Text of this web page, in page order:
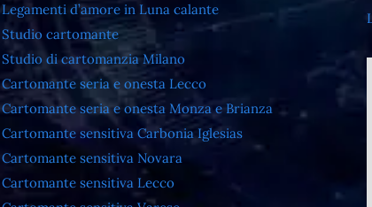
Legamenti d’amore in Luna calante
Studio cartomante
Studio di cartomanzia Milano
Cartomante seria e onesta Lecco
Cartomante seria e onesta Monza e Brianza
Cartomante sensitiva Carbonia Iglesias
Cartomante sensitiva Novara
Cartomante sensitiva Lecco